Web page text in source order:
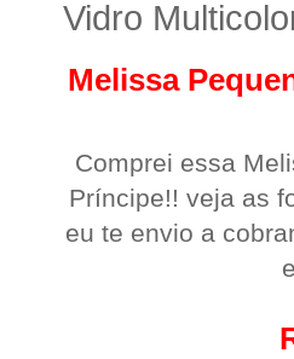
Vidro
Melissa
Comprei essa
Príncipe!! veja as
eu te envio a